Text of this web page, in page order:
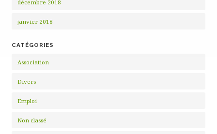
décembre 2018
janvier 2018
CATÉGORIES
Association
Divers
Emploi
Non classé